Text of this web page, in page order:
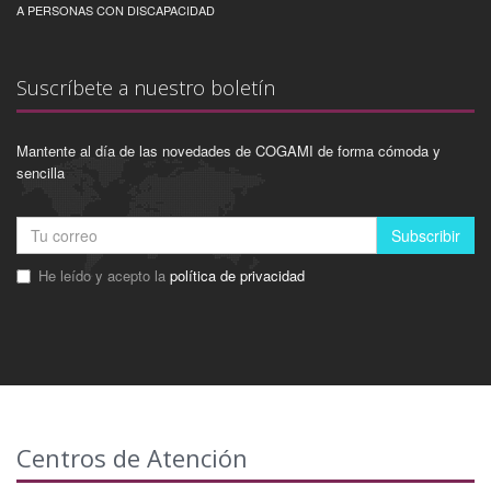
A PERSONAS CON DISCAPACIDAD
Suscríbete a nuestro boletín
Mantente al día de las novedades de COGAMI de forma cómoda y
sencilla
Subscribir
He leído y acepto la política de privacidad
Centros de Atención